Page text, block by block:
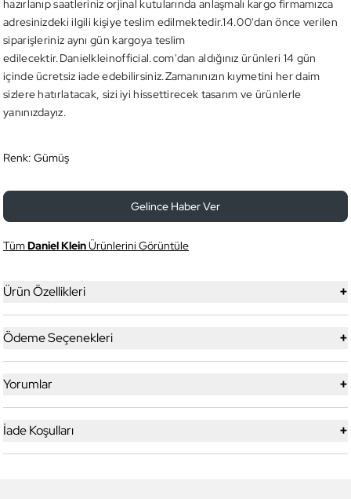
hazırlanıp saatleriniz orjinal kutularında anlaşmalı kargo firmamızca
adresinizdeki ilgili kişiye teslim edilmektedir.14.00'dan önce verilen
siparişleriniz aynı gün kargoya teslim
edilecektir.Danielkleinofficial.com'dan aldığınız ürünleri 14 gün
içinde ücretsiz iade edebilirsiniz.Zamanınızın kıymetini her daim
sizlere hatırlatacak, sizi iyi hissettirecek tasarım ve ürünlerle
yanınızdayız.
Renk: Gümüş
Gelince Haber Ver
TümDaniel KleinÜrünlerini Görüntüle
Ürün Özellikleri +
Ödeme Seçenekleri +
Yorumlar +
İade Koşulları +